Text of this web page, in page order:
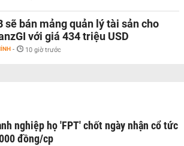
sẽ bán mảng quản lý tài sản cho
với giá 434 triệu USD
- 10 giờ trước
nghiệp họ 'FPT' chốt ngày nhận cổ tức
đồng/cp